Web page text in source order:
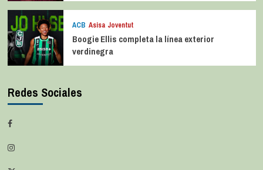
ACB Asisa Joventut
Boogie Ellis completa la línea exterior
verdinegra
Redes Sociales